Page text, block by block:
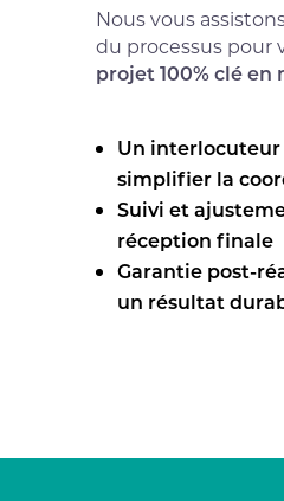
Nous vous
du processus pour
projet 100% clé en
Un
simplifier la
Suivi et
réception finale
Garantie post-
un résultat